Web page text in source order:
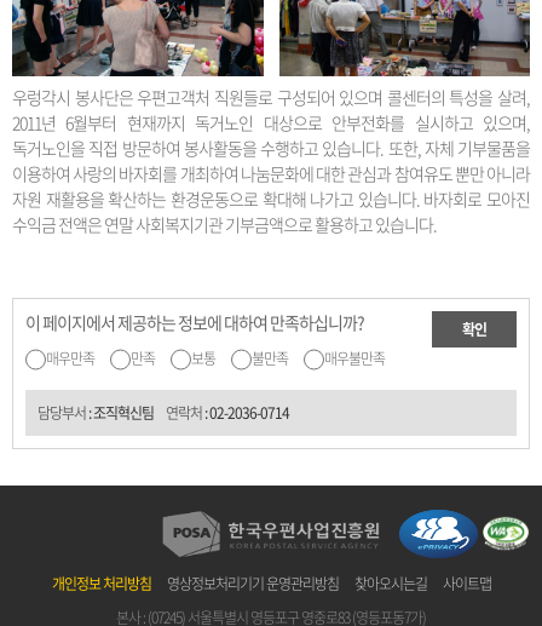
우렁각시 봉사단은 우편고객처 직원들로 구성되어 있으며 콜센터의 특성을 살려,
2011년 6월부터 현재까지 독거노인 대상으로 안부전화를 실시하고 있으며,
독거노인을 직접 방문하여 봉사활동을 수행하고 있습니다. 또한, 자체 기부물품을
이용하여 사랑의 바자회를 개최하여 나눔문화에 대한 관심과 참여유도 뿐만 아니라
자원 재활용을 확산하는 환경운동으로 확대해 나가고 있습니다. 바자회로 모아진
수익금 전액은 연말 사회복지기관 기부금액으로 활용하고 있습니다.
이 페이지에서 제공하는 정보에 대하여 만족하십니까?
매우만족 만족 보통 불만족 매우불만족
확인
담당부서 : 조직혁신팀 연락처 :02-2036-0714
개인정보 처리방침 영상정보처리기기 운영관리방침 찾아오시는길
사이트맵
본사 : (07245) 서울특별시 영등포구 영중로83 (영등포동7가)